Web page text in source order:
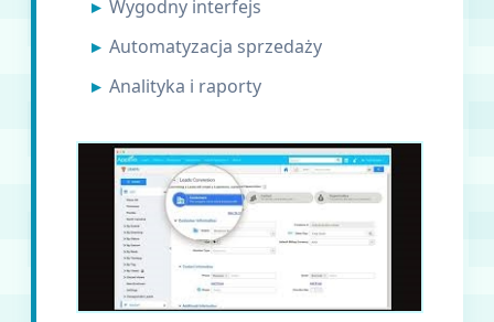
Wygodny interfejs
Automatyzacja sprzedaży
Analityka i raporty